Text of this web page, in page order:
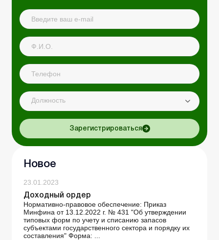
Должность
Зарегистрироваться
Новое
23.01.2023
Доходный ордер
Нормативно-правовое обеспечение: Приказ
Минфина от 13.12.2022 г. № 431 "Об утверждении
типовых форм по учету и списанию запасов
субъектами государственного сектора и порядку их
составления" Форма: ...